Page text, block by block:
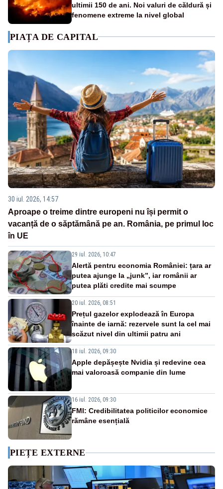
ultimii 150 de ani. Noi valuri de căldură și
fenomene extreme la nivel global
PIAȚA DE CAPITAL
30 iul. 2026, 14:57
Aproape o treime dintre europeni nu își permit o
vacanță de o săptămână pe an. România, pe primul loc
în UE
29 iul. 2026, 10:47
Alertă pentru economia României: țara ar
putea ajunge la „junk”, iar românii ar
putea plăti credite mai scumpe
20 iul. 2026, 08:51
Prețul gazelor explodează în Europa
înainte de iarnă: rezervele sunt la cel mai
scăzut nivel din ultimii patru ani
18 iul. 2026, 09:30
Apple depășește Nvidia și redevine cea
mai valoroasă companie din lume
16 iul. 2026, 09:30
FMI: Credibilitatea politicilor economice
rămâne esențială
PIEȚE EXTERNE